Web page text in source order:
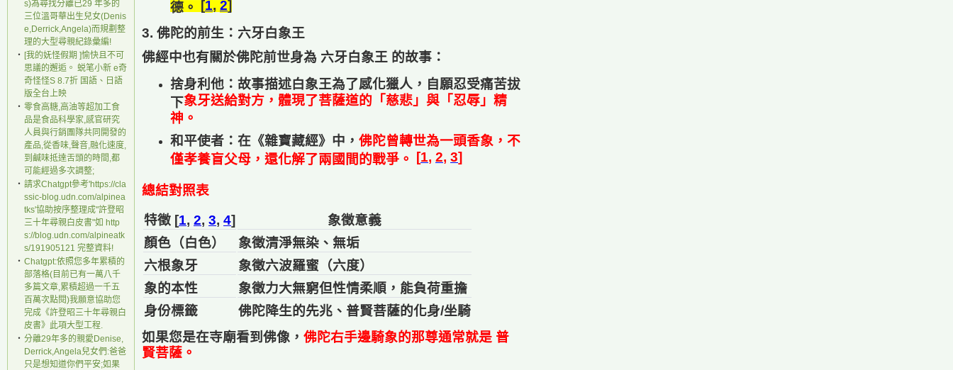
s)為尋找分離已29 年多的
三位溫哥華出生兒女(Denis
e,Derrick,Angela)而規劃整
理的大型尋親紀錄彙編!
‧ [我的妩怪假期 ]愉快且不可
思議的邂逅。 蜕笔小新 e奇
奇怪怪S 8.7折 国語、日語
版全台上映
‧ 零食高糖,高油等超加工食
品是食品科學家,感官研究
人員與行銷團隊共同開發的
產品,從香味,聲音,融化速度,
到鹹味抵達舌頭的時間,都
可能經過多次調整;
‧ 請求Chatgpt參考'https://cla
ssic-blog.udn.com/alpinea
tks'協助按序整理成"許登昭
三十年尋親白皮書"如 http
s://blog.udn.com/alpineatk
s/191905121 完整資料!
‧ Chatgpt:依照您多年累積的
部落格(目前已有一萬八千
多篇文章,累積超過一千五
百萬次點閱)我願意協助您
完成《許登昭三十年尋親白
皮書》此項大型工程.
‧ 分離29年多的親愛Denise,
Derrick,Angela兒女們:爸爸
只是想知道你們平安;如果
德。 [1, 2]
3. 佛陀的前生：六牙白象王
佛經中也有關於佛陀前世身為 六牙白象王 的故事：
捨身利他 ：故事描述白象王為了感化獵人，自願忍受痛苦拔
下象牙送給對方，體現了菩薩道的「慈悲」與「忍辱」精
神。
和平使者 ：在《雜寶藏經》中， 佛陀曾轉世為一頭香象，不
僅孝養盲父母，還化解了兩國間的戰爭。 [1, 2, 3]
總結對照表
特徵 [1, 2, 3, 4]
象徵意義
顏色（白色）
象徵清淨無染、無垢
六根象牙
象徵六波羅蜜（六度）
象的本性
象徵力大無窮但性情柔順，能負荷重擔
身份標籤
佛陀降生的先兆、普賢菩薩的化身/坐騎
如果您是在寺廟看到佛像， 佛陀右手邊騎象的那尊通常就是 普
賢菩薩 。